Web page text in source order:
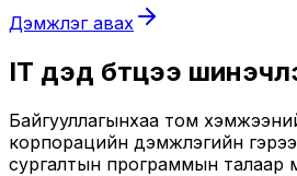
Дэмжлэг авах
IT дэд бүтцээ
Байгууллагынхаа том
корпорацийн дэмжлэгийн
сургалтын программын талаар